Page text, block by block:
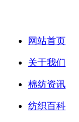
网站首页
关于我们
棉纺资讯
纺织百科